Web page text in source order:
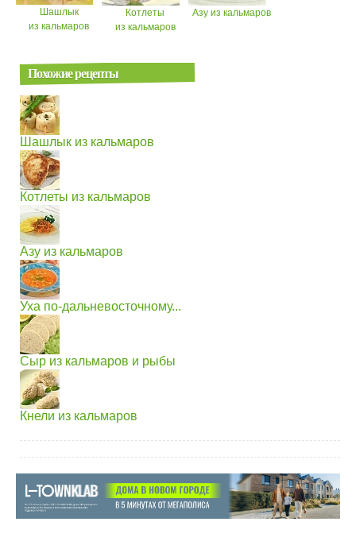
Шашлык
из кальмаров
Котлеты
из кальмаров
Азу из кальмаров
Похожие рецепты
Шашлык из кальмаров
Котлеты из кальмаров
Азу из кальмаров
Уха по-дальневосточному...
Сыр из кальмаров и рыбы
Кнели из кальмаров